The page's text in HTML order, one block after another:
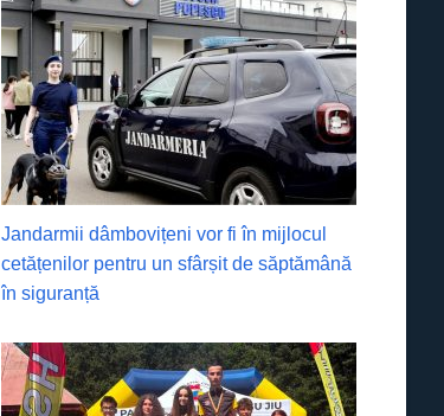
Jandarmii dâmbovițeni vor fi în mijlocul
cetățenilor pentru un sfârșit de săptămână
în siguranță